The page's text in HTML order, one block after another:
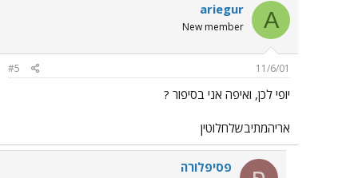
A
ariegur
New member
11/6/01
#5
יופי לכן, ואיפה אני בסיפור ?
אריהמתיבשלחלוטין
פסיפלורה